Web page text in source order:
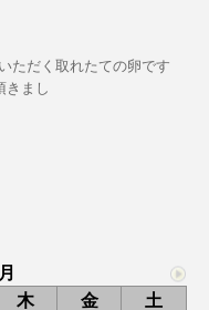
ただく取れたての卵です
きまし
木 金
土